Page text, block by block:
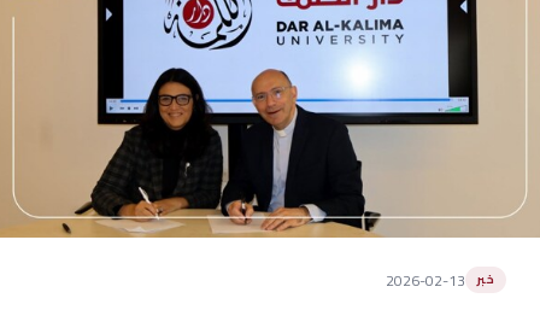
خبر 2026-02-13